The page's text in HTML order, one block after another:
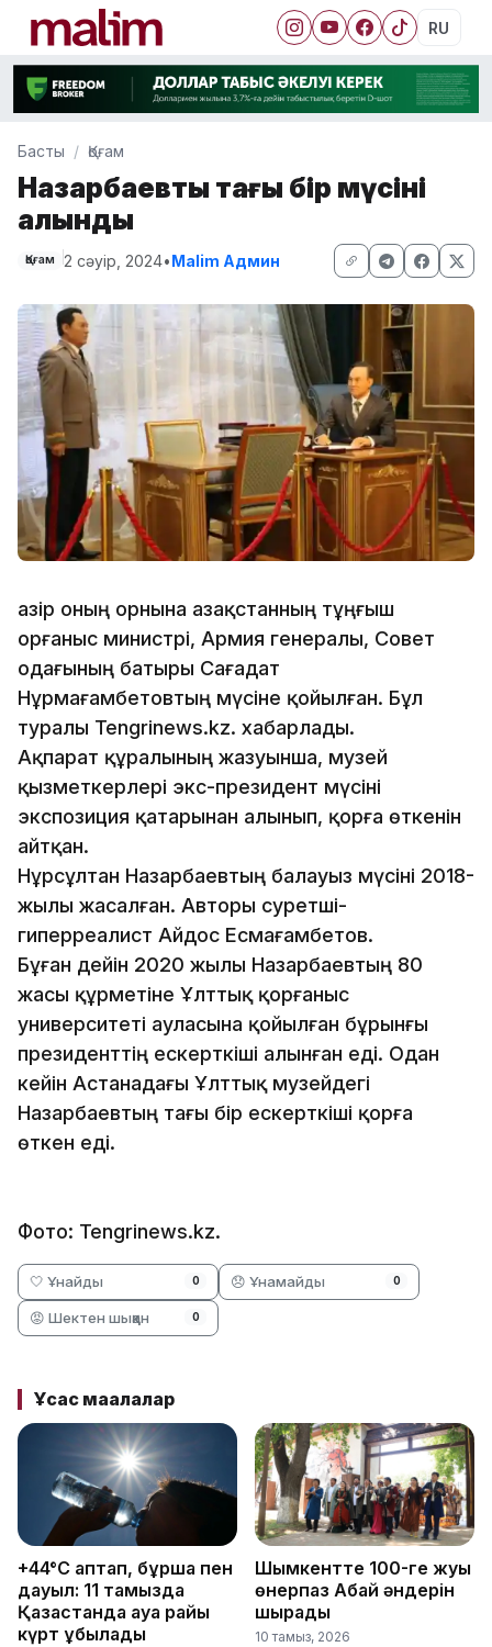
RU
Басты Қоғам
Назарбаевтың тағы бір мүсіні
алынды
Қоғам 2 сәуір, 2024•Malim Админ
Қазір оның орнына Қазақстанның тұңғыш
Қорғаныс министрі, Армия генералы, Совет
одағының батыры Сағадат
Нұрмағамбетовтың мүсіне қойылған. Бұл
туралы Tengrinews.kz. хабарлады.
Ақпарат құралының жазуынша, музей
қызметкерлері экс-президент мүсіні
экспозиция қатарынан алынып, қорға өткенін
айтқан.
Нұрсұлтан Назарбаевтың балауыз мүсіні 2018-
жылы жасалған. Авторы суретші-
гиперреалист Айдос Есмағамбетов.
Бұған дейін 2020 жылы Назарбаевтың 80
жасы құрметіне Ұлттық қорғаныс
университеті ауласына қойылған бұрынғы
президенттің ескерткіші алынған еді. Одан
кейін Астанадағы Ұлттық музейдегі
Назарбаевтың тағы бір ескерткіші қорға
өткен еді.
Фото: Tengrinews.kz.
🤍 Ұнайды 0 😞 Ұнамайды 0
😡 Шектен шыққан 0
Ұқсас мақалалар
+44°C аптап, бұршақ пен
дауыл: 11 тамызда
Қазақстанда ауа райы
күрт құбылады
Шымкентте 100-ге жуық
өнерпаз Абай әндерін
шырқады
10 тамыз, 2026